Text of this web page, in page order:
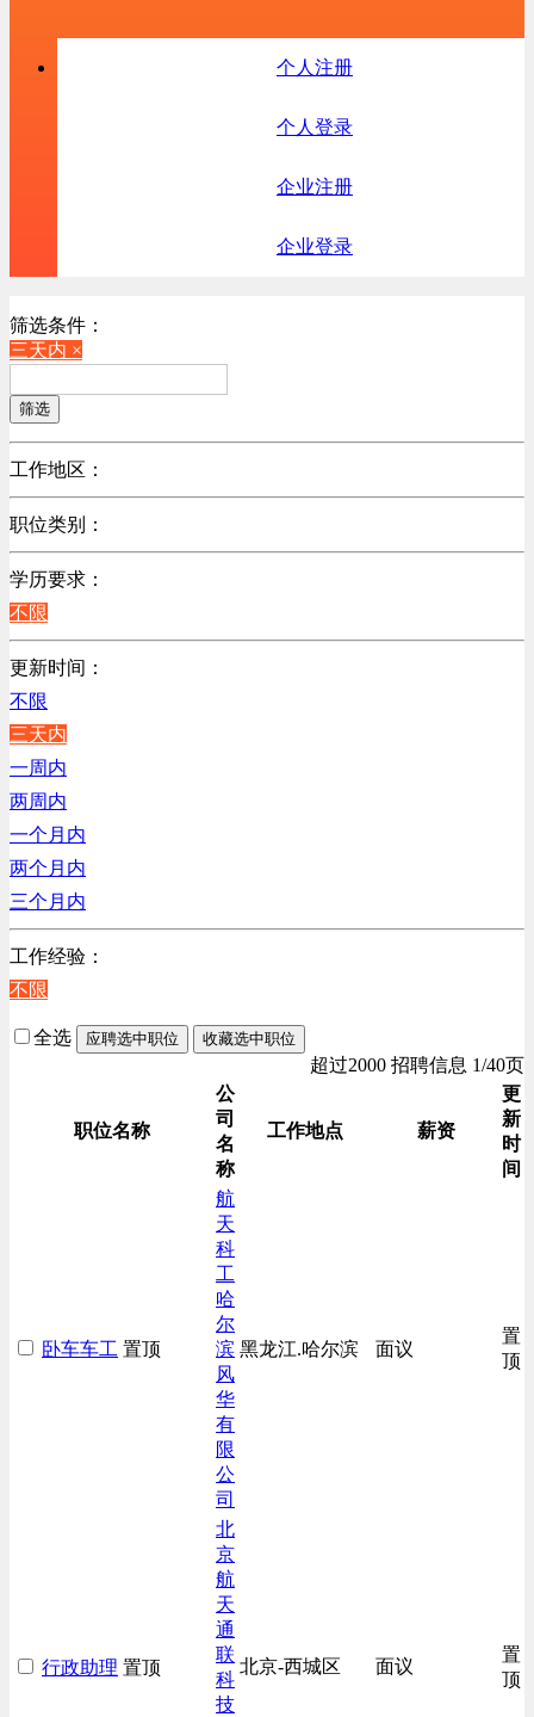
个人注册
个人登录
企业注册
企业登录
筛选条件：
三天内 ×
筛选
工作地区：
不限
北京
广东
江苏
陕西
浙江
辽宁
上海
职位类别：
不限
机械制造/仪器仪表类
计算机硬件类
销售管理类
计算机软件类
贸易/物流/仓储/采购类
客服及凯发娱乐网址的技术支持类
高级管理类
电子/电器/半导体类
电力电气/能源/自动化
程序/语言开发类
行政/后勤/文秘类
人力资源类
互联网/电子商务/游戏类
建筑装潢/市政建设类
通信/移动互联网/手机类
房地产开发/物业管理类
学历要求：
不限
更新时间：
不限
三天内
一周内
两周内
一个月内
两个月内
三个月内
工作经验：
不限
全选 应聘选中职位 收藏选中职位
超过2000 招聘信息 1/40页
职位名称
公
司
名
称
工作地点 薪资
更
新
时
间
卧车车工 置顶
航
天
科
工
哈
尔
滨
风
华
有
限
公
司
黑龙江.哈尔滨 面议
置
顶
行政助理 置顶
北
京
航
天
通
联
科
技
北京-西城区 面议
置
顶